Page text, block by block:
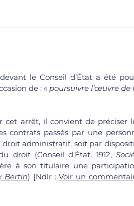
le Conseil d’État a été
de : « poursuivre l’œuvre de
cet arrêt, il convient de préciser
contrats passés par une
administratif, soit par
droit (Conseil d’État, 1912,
à son titulaire une
Bertin) [Ndlr : Voir un